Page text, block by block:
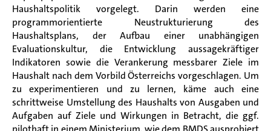
Haushaltspolitik vorgelegt. Darin werden eine
programmorientierte Neustrukturierung des
Haushaltsplans, der Aufbau einer unabhängigen
Evaluationskultur, die Entwicklung aussagekräftiger
Indikatoren sowie die Verankerung messbarer Ziele im
Haushalt nach dem Vorbild Österreichs vorgeschlagen. Um
zu experimentieren und zu lernen, käme auch eine
schrittweise Umstellung des Haushalts von Ausgaben und
Aufgaben auf Ziele und Wirkungen in Betracht, die ggf.